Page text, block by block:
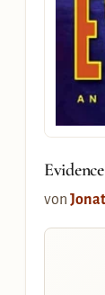
Evidence
von